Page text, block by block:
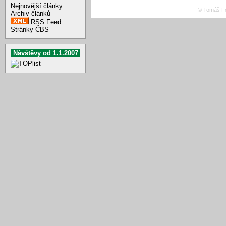
Nejnovější články
Archiv článků
RSS Feed
Stránky ČBS
Návštěvy od 1.1.2007
© Tomáš